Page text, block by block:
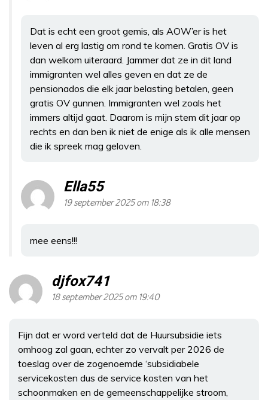
Dat is echt een groot gemis, als AOW’er is het
leven al erg lastig om rond te komen. Gratis OV is
dan welkom uiteraard. Jammer dat ze in dit land
immigranten wel alles geven en dat ze de
pensionados die elk jaar belasting betalen, geen
gratis OV gunnen. Immigranten wel zoals het
immers altijd gaat. Daarom is mijn stem dit jaar op
rechts en dan ben ik niet de enige als ik alle mensen
die ik spreek mag geloven.
Ella55
19 september 2025 om 18:38
mee eens!!!
djfox741
18 september 2025 om 19:40
Fijn dat er word verteld dat de Huursubsidie iets
omhoog zal gaan, echter zo vervalt per 2026 de
toeslag over de zogenoemde ‘subsidiabele
servicekosten dus de service kosten van het
schoonmaken en de gemeenschappelijke stroom,